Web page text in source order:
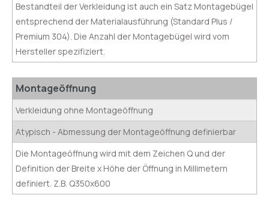
Bestandteil der Verkleidung ist auch ein Satz Montagebügel
entsprechend der Materialausführung (Standard Plus /
Premium 304). Die Anzahl der Montagebügel wird vom
Hersteller spezifiziert.
Montageöffnung
Verkleidung ohne Montageöffnung
Atypisch - Abmessung der Montageöffnung definierbar
Die Montageöffnung wird mit dem Zeichen Q und der
Definition der Breite x Höhe der Öffnung in Millimetern
definiert. Z.B. Q350x600